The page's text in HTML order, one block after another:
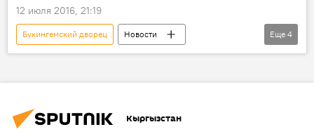
12 июля 2016, 21:19
Букингемский дворец
Новости
Общество
В мире
работа
Еще 4
Кыргызстан